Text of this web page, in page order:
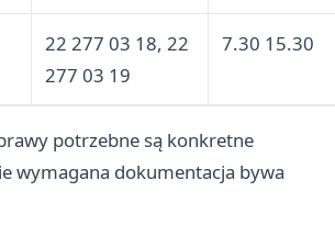
22 277 03 18, 22
277 03 19
7.30 15.30
potrzebne są konkretne
wymagana dokumentacja bywa